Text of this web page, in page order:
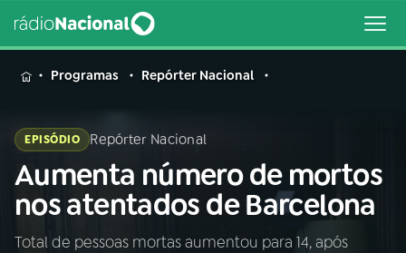
MENU
Buscar
na
Rádio
Nacional
Buscar
Programas Repórter Nacional
EPISÓDIO Repórter Nacional
Aumenta número de mortos
nos atentados de Barcelona
Total de pessoas mortas aumentou para 14, após